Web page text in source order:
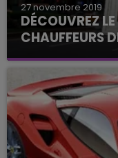
27 novembre 2019
DÉCOUVREZ
CHAUFFEURS